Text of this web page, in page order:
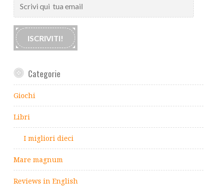
qui
tua
email
ISCRIVITI!
Categorie
Giochi
Libri
I migliori dieci
Mare magnum
Reviews in English